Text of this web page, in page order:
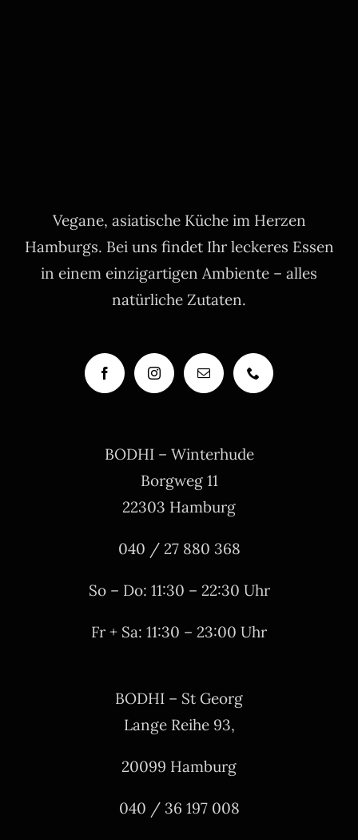
Vegane, asiatische Küche im Herzen
Hamburgs. Bei uns findet Ihr leckeres Essen
in einem einzigartigen Ambiente – alles
natürliche Zutaten.
BODHI – Winterhude
Borgweg 11
22303 Hamburg
040 / 27 880 368
So – Do: 11:30 – 22:30 Uhr
Fr + Sa: 11:30 – 23:00 Uhr
BODHI – St Georg
Lange Reihe 93,
20099 Hamburg
040 / 36 197 008